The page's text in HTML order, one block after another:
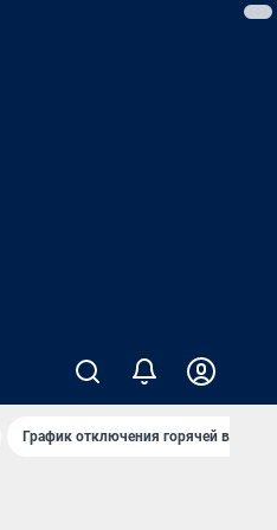
График отключения горячей воды в